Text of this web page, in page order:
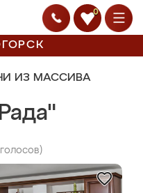
0
ИЗ МАССИВА
голосов)